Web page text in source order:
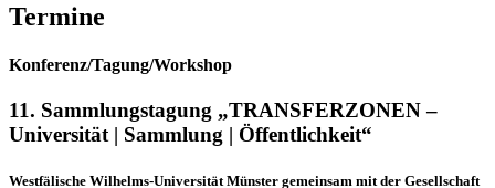
Termine
Konferenz/Tagung/Workshop
11. Sammlungstagung „TRANSFERZONEN –
Universität | Sammlung | Öffentlichkeit“
Westfälische Wilhelms-Universität Münster gemeinsam mit der Gesellschaft